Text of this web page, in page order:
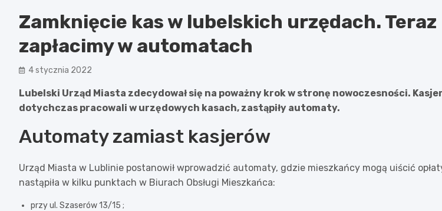
Zamknięcie kas w lubelskich urzędach. Teraz
zapłacimy w automatach
4 stycznia 2022
Lubelski Urząd Miasta zdecydował się na poważny krok w stronę nowoczesności.
dotychczas pracowali w urzędowych kasach, zastąpiły automaty.
Automaty zamiast kasjerów
Urząd Miasta w Lublinie postanowił wprowadzić automaty, gdzie mieszkańcy mogą uiścić
nastąpiła w kilku punktach w Biurach Obsługi Mieszkańca:
przy ul. Szaserów 13/15 ;